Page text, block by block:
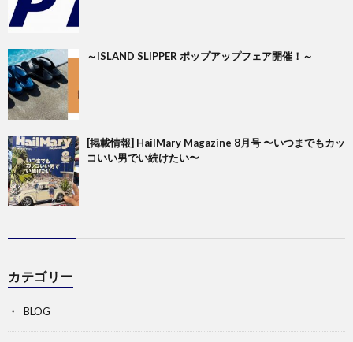
～ISLAND SLIPPER ポップアップフェア開催！～
[掲載情報] HailMary Magazine 8月号 〜いつまでもカッ
コいい男でい続けたい〜
カテゴリー
BLOG